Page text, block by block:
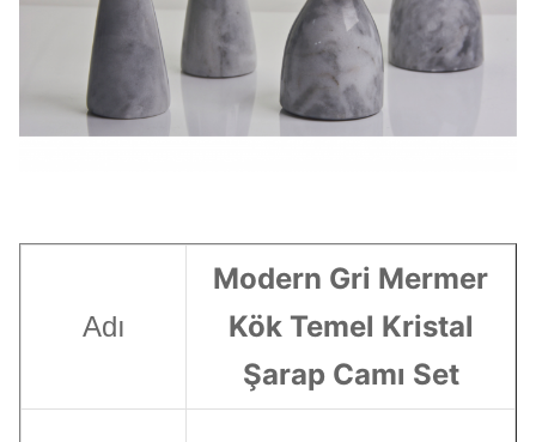
Adı
Modern Gri Mermer
Kök Temel Kristal
Şarap Camı Set